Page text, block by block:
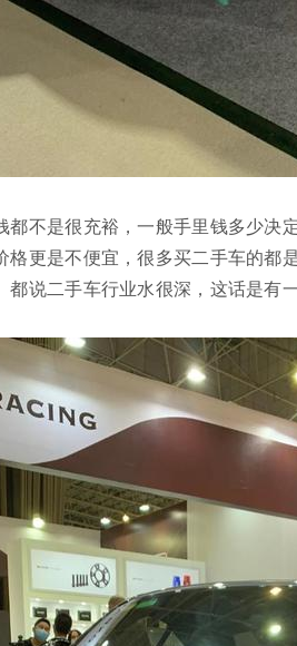
都不是很充裕，一般手里钱多少决
格更是不便宜，很多买二手车的都
说二手车行业水很深，这话是有一